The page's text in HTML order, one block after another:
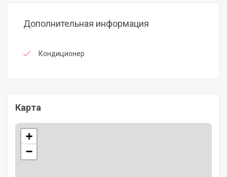
Дополнительная информация
Кондиционер
Карта
+
−